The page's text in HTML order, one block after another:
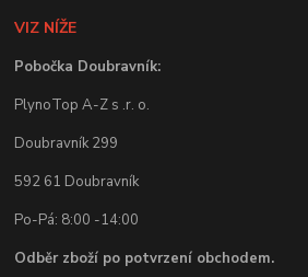
VIZ NÍŽE
Pobočka Doubravník:
PlynoTop A-Z s .r. o.
Doubravník 299
592 61 Doubravník
Po-Pá: 8:00 -14:00
Odběr zboží po potvrzení obchodem.